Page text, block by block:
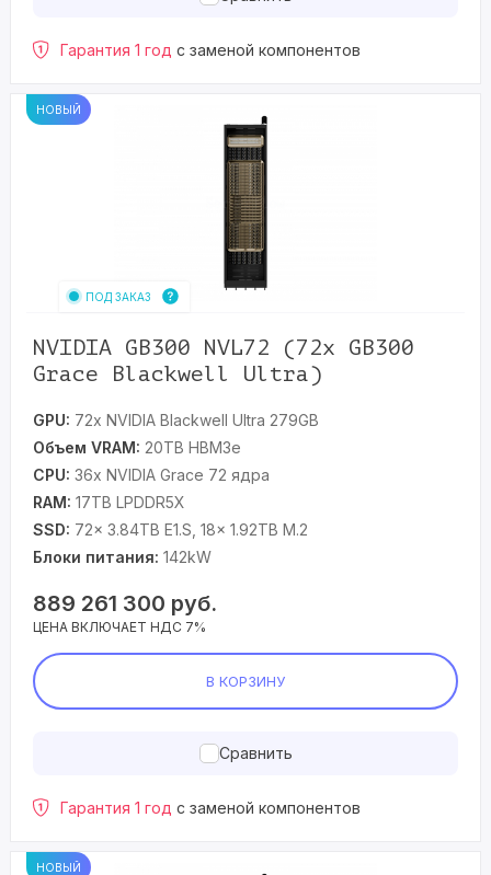
Гарантия 1 год с заменой компонентов
НОВЫЙ
ПОД ЗАКАЗ
NVIDIA GB300 NVL72 (72x GB300
Grace Blackwell Ultra)
GPU: 72x NVIDIA Blackwell Ultra 279GB
Объем VRAM: 20TB HBM3e
CPU: 36x NVIDIA Grace 72 ядра
RAM: 17TB LPDDR5X
SSD: 72x 3.84TB E1.S, 18x 1.92TB M.2
Блоки питания: 142kW
889 261 300 руб.
ЦЕНА ВКЛЮЧАЕТ НДС 7%
В КОРЗИНУ
Сравнить
Гарантия 1 год с заменой компонентов
НОВЫЙ